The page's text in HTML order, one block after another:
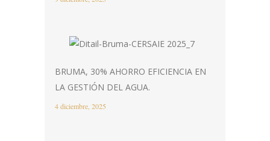
BRUMA, 30% AHORRO EFICIENCIA EN
LA GESTIÓN DEL AGUA.
4 diciembre, 2025